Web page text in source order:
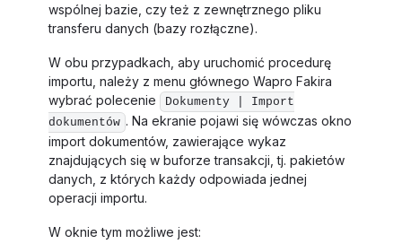
wspólnej bazie, czy też z zewnętrznego pliku
transferu danych (bazy rozłączne).
W obu przypadkach, aby uruchomić procedurę
importu, należy z menu głównego Wapro Fakira
wybrać polecenie
Dokumenty | Import
dokumentów . Na ekranie pojawi się wówczas okno
import dokumentów, zawierające wykaz
znajdujących się w buforze transakcji, tj. pakietów
danych, z których każdy odpowiada jednej
operacji importu.
W oknie tym możliwe jest: